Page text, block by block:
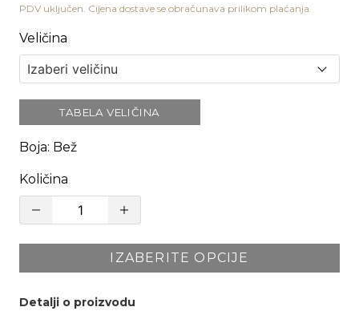
PDV uključen. Cijena dostave se obračunava prilikom plaćanja.
Veličina
TABELA VELIČINA
Boja: Bež
Količina
IZABERITE OPCIJE
Detalji o proizvodu